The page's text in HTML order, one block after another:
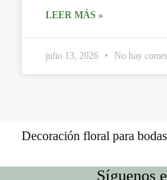
LEER MÁS »
julio 13, 2026 No hay
Decoración floral para
Síguenos